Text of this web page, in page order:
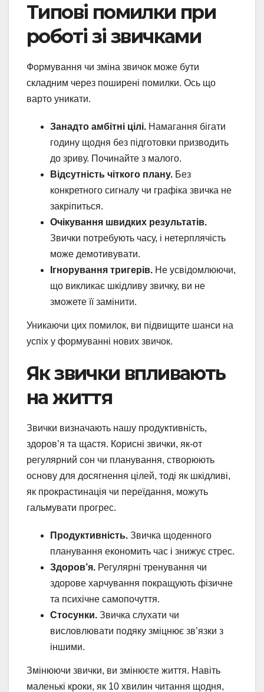
Типові помилки при
роботі зі звичками
Формування чи зміна звичок може бути
складним через поширені помилки. Ось що
варто уникати.
Занадто амбітні цілі. Намагання бігати
годину щодня без підготовки призводить
до зриву. Починайте з малого.
Відсутність чіткого плану. Без
конкретного сигналу чи графіка звичка не
закріпиться.
Очікування швидких результатів.
Звички потребують часу, і нетерплячість
може демотивувати.
Ігнорування тригерів. Не усвідомлюючи,
що викликає шкідливу звичку, ви не
зможете її замінити.
Уникаючи цих помилок, ви підвищите шанси на
успіх у формуванні нових звичок.
Як звички впливають
на життя
Звички визначають нашу продуктивність,
здоров’я та щастя. Корисні звички, як-от
регулярний сон чи планування, створюють
основу для досягнення цілей, тоді як шкідливі,
як прокрастинація чи переїдання, можуть
гальмувати прогрес.
Продуктивність. Звичка щоденного
планування економить час і знижує стрес.
Здоров’я. Регулярні тренування чи
здорове харчування покращують фізичне
та психічне самопочуття.
Стосунки. Звичка слухати чи
висловлювати подяку зміцнює зв’язки з
іншими.
Змінюючи звички, ви змінюєте життя. Навіть
маленькі кроки, як 10 хвилин читання щодня,